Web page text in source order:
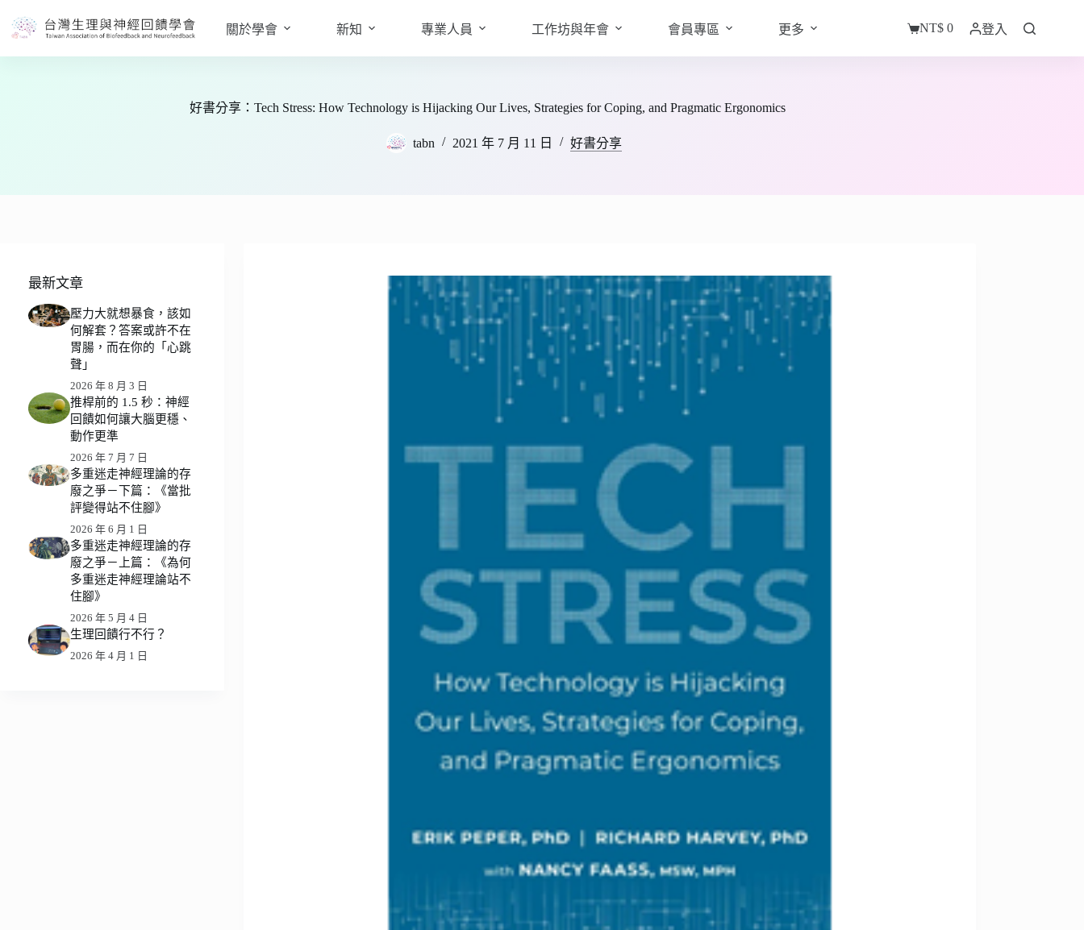
關於學會 新知 專業人員 工作坊與年會 會員專區 更多
購
物
NT$ 0 登入
好書分享：Tech Stress: How Technology is Hijacking Our Lives, Strategies for Coping, and Pragmatic Ergonomics
tabn 2021 年 7 月 11 日 好書分享
最新文章
壓力大就想暴食，該如
何解套？答案或許不在
胃腸，而在你的「心跳
聲」
2026 年 8 月 3 日
推桿前的 1.5 秒：神經
回饋如何讓大腦更穩、
動作更準
2026 年 7 月 7 日
多重迷走神經理論的存
廢之爭－下篇：《當批
評變得站不住腳》
2026 年 6 月 1 日
多重迷走神經理論的存
廢之爭－上篇：《為何
多重迷走神經理論站不
住腳》
2026 年 5 月 4 日
生理回饋行不行？
2026 年 4 月 1 日